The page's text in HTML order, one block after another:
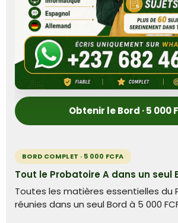
Obtenir le Bord · 5 000
BORD COMPLET · 5 000 FCFA
Tout le Probatoire A dans un seul
Toutes les matières essentielles du
réunies dans un seul Bord à 5 000